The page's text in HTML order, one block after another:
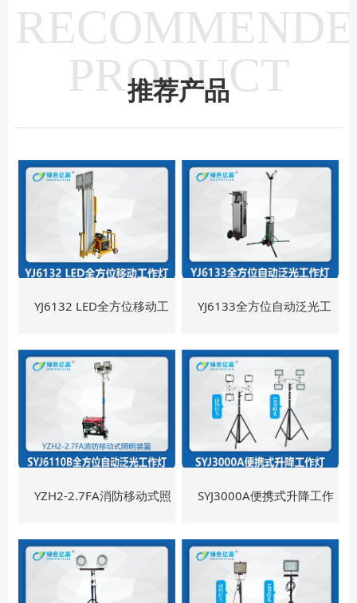
PRODUCT
推荐产品
YJ6132 LED全方位移动工
作灯
YJ6133全方位自动泛光工
作灯
YZH2-2.7FA消防移动式照
明装置
SYJ3000A便携式升降工作
灯